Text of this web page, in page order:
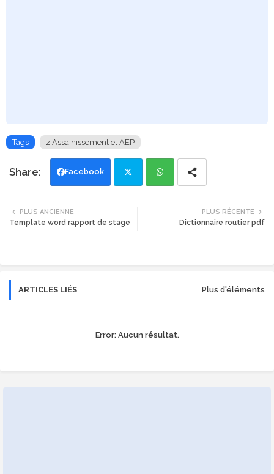
Tags z Assainissement et AEP
Facebook
tte
PLUS RÉCENTE
Dictionnaire routier pdf
PLUS ANCIENNE
Template word rapport de stage
ARTICLES LIÉS Plus d'éléments
Error:Aucun résultat.